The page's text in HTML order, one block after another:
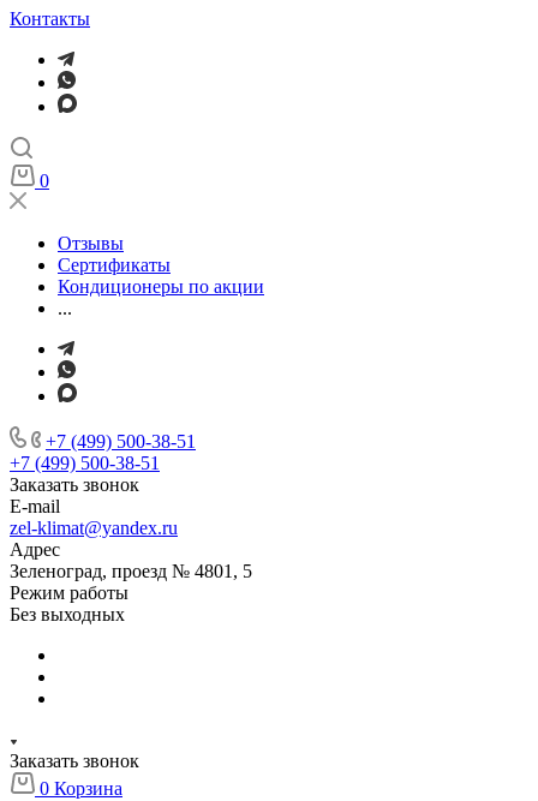
Контакты
0
Отзывы
Сертификаты
Кондиционеры по акции
...
+7 (499) 500-38-51
+7 (499) 500-38-51
Заказать звонок
E-mail
zel-klimat@yandex.ru
Адрес
Зеленоград, проезд № 4801, 5
Режим работы
Без выходных
Заказать звонок
0 Корзина